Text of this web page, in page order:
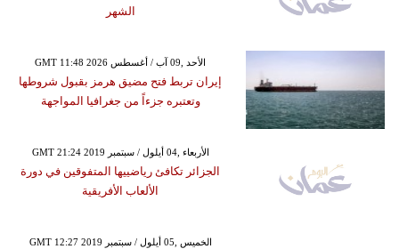
الشهر
GMT 11:48 2026 الأحد ,09 آب / أغسطس
إيران تربط فتح مضيق هرمز بقبول شروطها
وتعتبره جزءاً من جغرافيا المواجهة
GMT 21:24 2019 الأربعاء ,04 أيلول / سبتمبر
الجزائر تكافئ رياضييها المتفوقين في دورة
الألعاب الأفريقية
GMT 12:27 2019 الخميس ,05 أيلول / سبتمبر